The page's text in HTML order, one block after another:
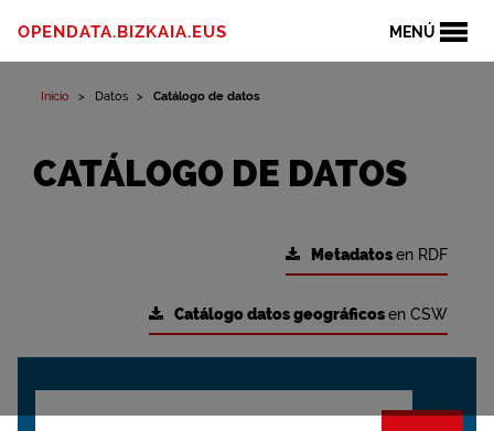
MENÚ
OPENDATA.BIZKAIA.EUS
Inicio Datos Catálogo de datos
CATÁLOGO DE DATOS
Metadatosen RDF
Catálogo datos geográficosen CSW